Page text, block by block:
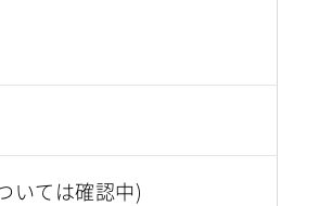
いては確認中)